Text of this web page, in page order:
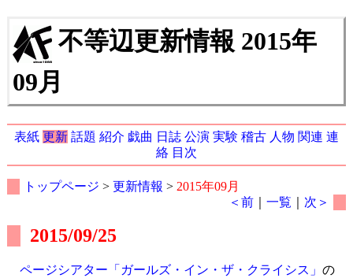
不等辺更新情報 2015年
09月
表紙 更新 話題 紹介 戯曲 日誌 公演 実験 稽古 人物 関連 連
絡 目次
トップページ > 更新情報 > 2015年09月
＜前 ｜一覧 次＞
2015/09/25
ページシアター「ガールズ・イン・ザ・クライシス」 の